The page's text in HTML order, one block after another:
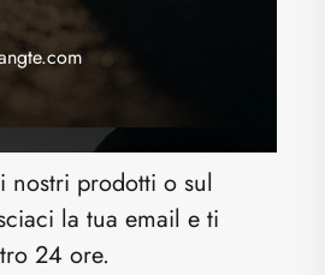
nostri prodotti o sul
la tua email e ti
24 ore.